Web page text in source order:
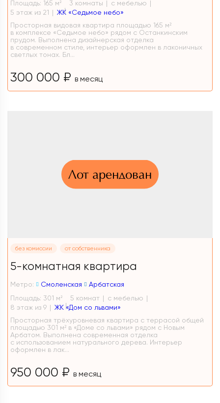
Площадь: 165 м 2 3 комнаты
с мебелью
5 этаж из 21
ЖК «Седьмое небо»
Просторная видовая квартира площадью 165 м²
в комплексе «Седьмое небо» рядом с Останкинским
прудом. Выполнена дизайнерская отделка
в современном стиле, интерьер оформлен в лаконичных
светлых тонах. Бл...
300 000 ₽ в месяц
Лот арендован
без комиссии от собственника
5-комнатная квартира
Метро: Смоленская
Арбатская
Площадь: 301 м 2 5 комнат
с мебелью
8 этаж из 9
ЖК «Дом со львами»
Просторная трёхуровневая квартира с террасой общей
площадью 301 м² в «Доме со львами» рядом с Новым
Арбатом. Выполнена современная отделка
с использованием натурального дерева. Интерьер
оформлен в лак...
950 000 ₽ в месяц